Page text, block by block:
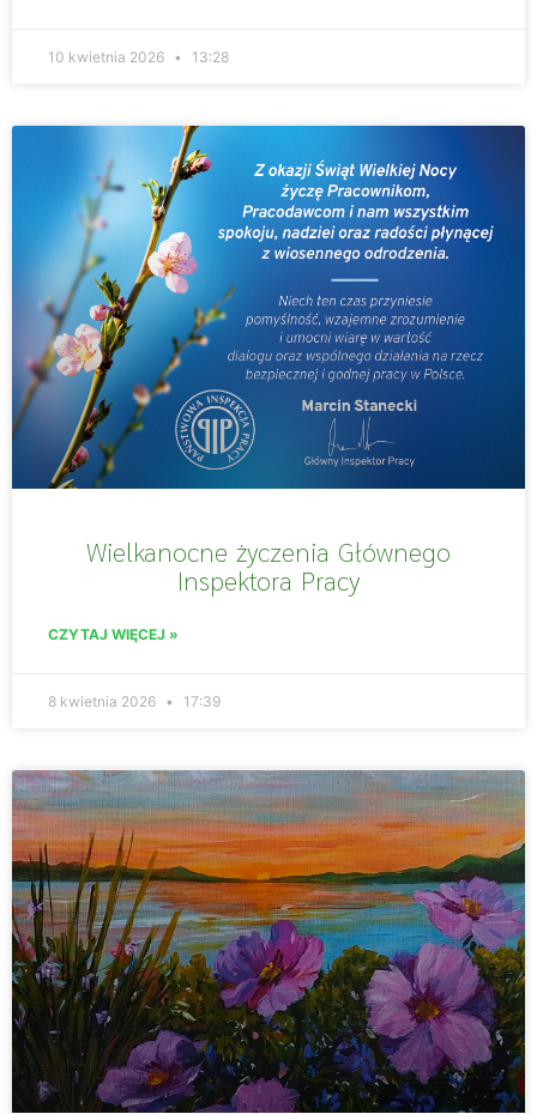
10 kwietnia 2026 13:28
Wielkanocne życzenia Głównego
Inspektora Pracy
CZYTAJ WIĘCEJ »
8 kwietnia 2026 17:39